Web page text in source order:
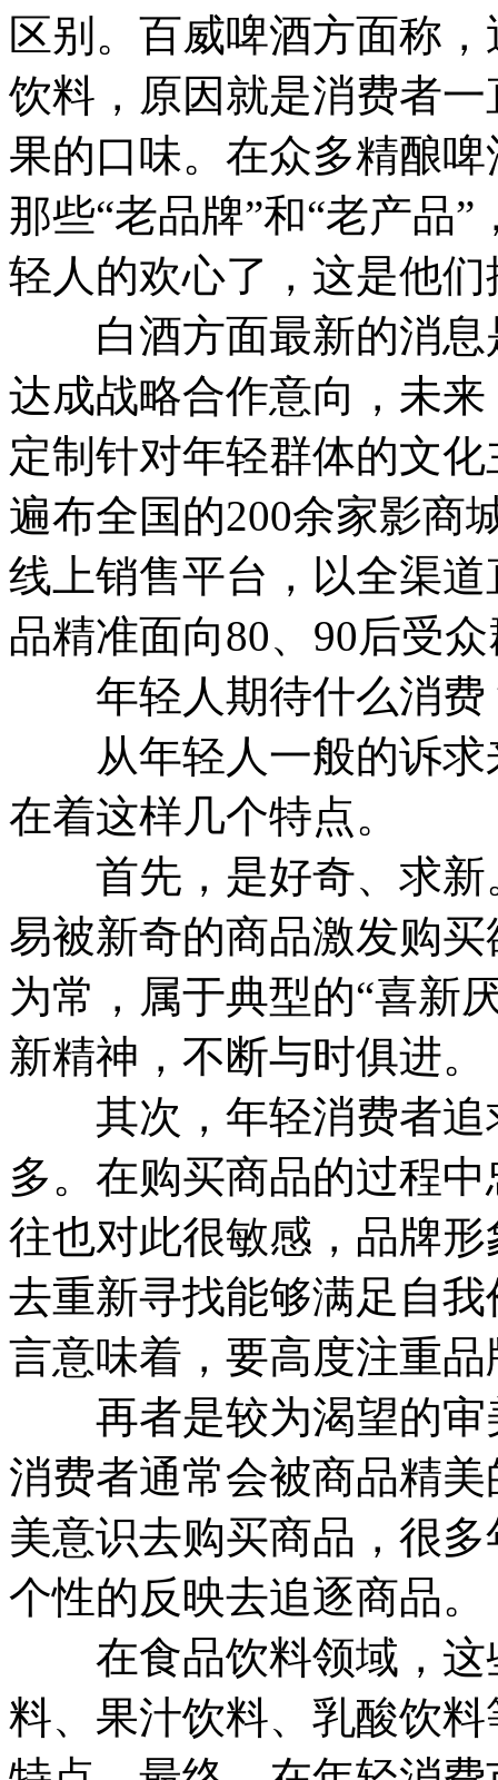
区别。百威啤酒方面称
饮料，原因就是消费者
果的口味。在众多精酿
那些“老品牌”和“老产品
轻人的欢心了，这是他
白酒方面最新的消息
达成战略合作意向，未
定制针对年轻群体的文
遍布全国的200余家影商
线上销售平台，以全渠
品精准面向80、90后受
年轻人期待什么消费
从年轻人一般的诉求
在着这样几个特点。
首先，是好奇、求新
易被新奇的商品激发购
为常，属于典型的“喜新
新精神，不断与时俱进。
其次，年轻消费者追
多。在购买商品的过程
往也对此很敏感，品牌
去重新寻找能够满足自
言意味着，要高度注重
再者是较为渴望的审
消费者通常会被商品精
美意识去购买商品，很
个性的反映去追逐商品。
在食品饮料领域，这
料、果汁饮料、乳酸饮